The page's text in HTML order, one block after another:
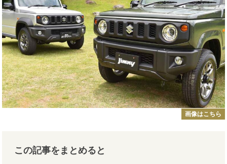
画像はこちら
この記事をまとめると